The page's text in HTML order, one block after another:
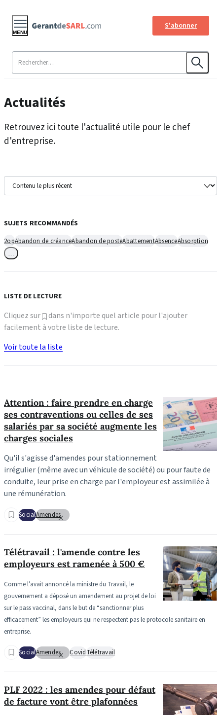
S'abonner
MENU
Actualités
Retrouvez ici toute l'actualité utile pour le chef
d'entreprise.
Attention : faire prendre en charge
ses contraventions ou celles de ses
salariés par sa société augmente les
charges sociales
Qu'il s'agisse d'amendes pour stationnement
irrégulier (même avec un véhicule de société) ou pour faute de
conduite, leur prise en charge par l'employeur est assimilée à
une rémunération.
SocialAmendes
Télétravail : l'amende contre les
employeurs est ramenée à 500 €
Comme l’avait annoncé la ministre du Travail, le
gouvernement a déposé un amendement au projet de loi
sur le pass vaccinal, dans le but de “sanctionner plus
efficacement” les employeurs qui ne respectent pas le protocole sanitaire en
entreprise.
SocialAmendes CovidTélétravail
PLF 2022 : les amendes pour défaut
de facture vont être plafonnées
SUJETS RECOMMANDÉS
2opAbandon de créanceAbandon de posteAbattementAbsenceAbsorption
LISTE DE LECTURE
Cliquez sur
dans n'importe quel article pour l'ajouter
facilement à votre liste de lecture.
Voir toute la liste